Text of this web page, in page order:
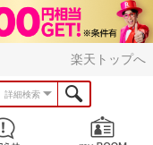
楽天トップへ
詳細検索
お知らせ